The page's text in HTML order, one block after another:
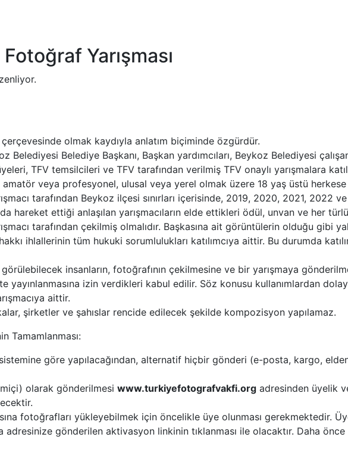
Yarışması
çerçevesinde olmak kaydıyla anlatım biçiminde özgürdür.
Belediyesi Belediye Başkanı, Başkan yardımcıları, Beykoz Belediyesi
TFV temsilcileri ve TFV tarafından verilmiş TFV onaylı yarışmalara
amatör veya profesyonel, ulusal veya yerel olmak üzere 18 yaş üstü herkese
tarafından Beykoz ilçesi sınırları içerisinde, 2019, 2020, 2021, 2022
hareket ettiği anlaşılan yarışmacıların elde ettikleri ödül, unvan ve her türlü
tarafından çekilmiş olmalıdır. Başkasına ait görüntülerin olduğu gibi
ihlallerinin tüm hukuki sorumlulukları katılımcıya aittir. Bu durumda
insanların, fotoğrafının çekilmesine ve bir yarışmaya
yayınlanmasına izin verdikleri kabul edilir. Söz konusu kullanımlardan
aittir.
şirketler ve şahıslar rencide edilecek şekilde kompozisyon yapılamaz.
Tamamlanması:
göre yapılacağından, alternatif hiçbir gönderi (e-posta, kargo,
olarak gönderilmesi www.turkiyefotografvakfi.org adresinden üyelik
fotoğrafları yükleyebilmek için öncelikle üye olunması gerekmektedir.
gönderilen aktivasyon linkinin tıklanması ile olacaktır. Daha önce